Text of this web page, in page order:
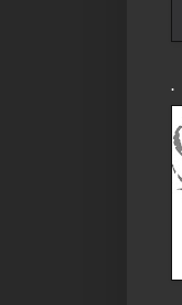
.